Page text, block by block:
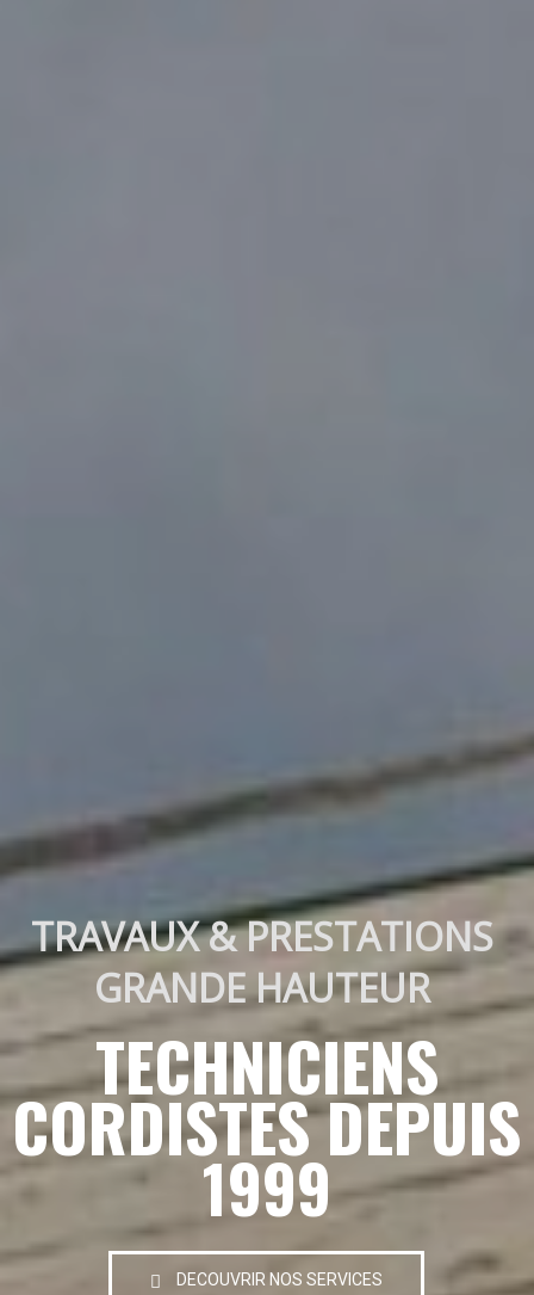
TRAVAUX & PRESTATIONS
GRANDE HAUTEUR
TECHNICIENS
CORDISTES DEPUIS
1999
DECOUVRIR NOS SERVICES